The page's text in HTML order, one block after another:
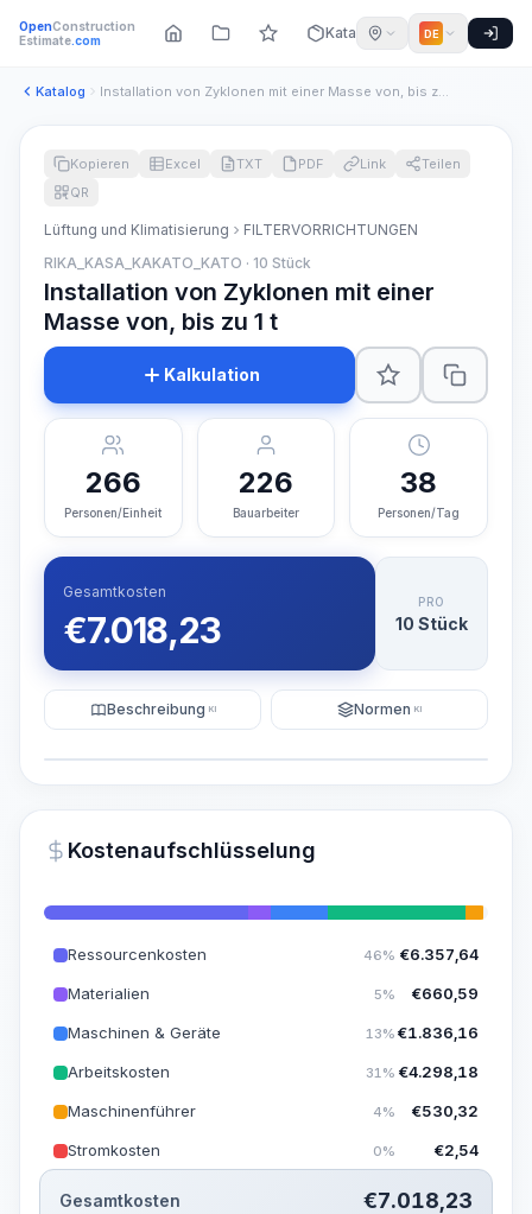
OpenConstruction
Estimate.com Katalog DE
Katalog Installation von Zyklonen mit einer Masse von, bis zu 1 t
KI-Visualisierung generieren
~15-30 Sek.
Kopieren Excel TXT PDF Link
Teilen
QR
Lüftung und Klimatisierung
FILTERVORRICHTUNGEN
RIKA_KASA_KAKATO_KATO · 10 Stück
Installation von Zyklonen mit einer
Masse von, bis zu 1 t
Kalkulation
266
Personen/Einheit
226
Bauarbeiter
38
Personen/Tag
Gesamtkosten
€7.018,23
PRO
10 Stück
Beschreibung KI Normen KI
Kostenaufschlüsselung
Ressourcenkosten 46% €6.357,64
Materialien 5% €660,59
Maschinen & Geräte 13% €1.836,16
Arbeitskosten 31% €4.298,18
Maschinenführer 4% €530,32
Stromkosten 0% €2,54
Gesamtkosten €7.018,23